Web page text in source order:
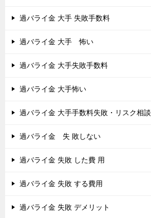
過バライ金 大手 失敗手数料
過バライ金 大手 怖い
過バライ金 大手失敗手数料
過バライ金 大手怖い
過バライ金 大手手数料失敗・リスク相談
過バライ金 失 敗しない
過バライ金 失敗 した費 用
過バライ金 失敗 する費用
過バライ金 失敗 デメリット